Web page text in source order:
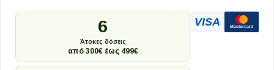
6
Άτοκες δόσεις
από 300€ έως 499€
VISA Mastercard